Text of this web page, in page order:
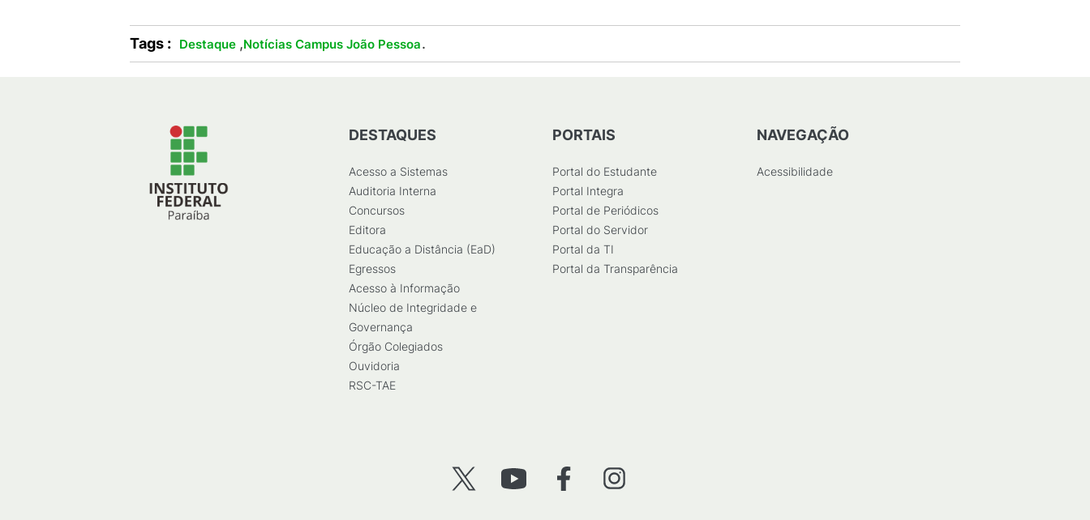
Tags : Destaque ,Notícias Campus João Pessoa.
DESTAQUES
Acesso a Sistemas
Auditoria Interna
Concursos
Editora
Educação a Distância (EaD)
Egressos
Acesso à Informação
Núcleo de Integridade e
Governança
Órgão Colegiados
Ouvidoria
RSC-TAE
PORTAIS
Portal do Estudante
Portal Integra
Portal de Periódicos
Portal do Servidor
Portal da TI
Portal da Transparência
NAVEGAÇÃO
Acessibilidade